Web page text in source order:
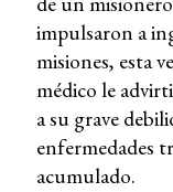
impulsaron a
misiones, esta
médico le
a su grave
enfermedades
acumulado.